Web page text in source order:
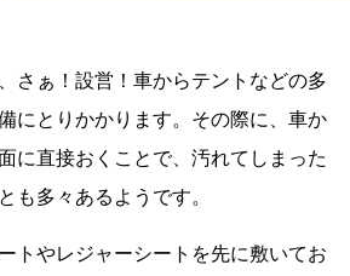
さぁ！設営！車からテントなどの多
にとりかかります。その際に、車か
に直接おくことで、汚れてしまった
も多々あるようです。
トやレジャーシートを先に敷いてお